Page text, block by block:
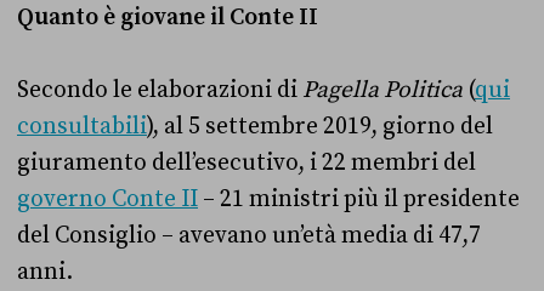
Quanto è giovane il Conte II
Secondo le elaborazioni di Pagella Politica (qui
consultabili), al 5 settembre 2019, giorno del
giuramento dell’esecutivo, i 22 membri del
governo Conte II – 21 ministri più il presidente
del Consiglio – avevano un’età media di 47,7
anni.